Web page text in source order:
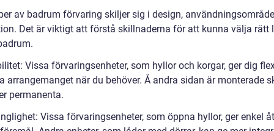
av badrum förvaring skiljer sig i design,
Det är viktigt att förstå skillnaderna för att kunna välja rätt
Vissa förvaringsenheter, som hyllor och korgar, ger dig
arrangemanget när du behöver. Å andra sidan är monterade
permanenta.
Vissa förvaringsenheter, som öppna hyllor, ger enkel